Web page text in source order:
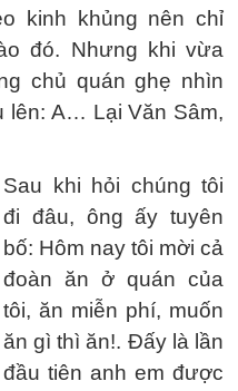
kinh khủng nên chỉ
đó. Nhưng khi vừa
chủ quán ghẹ nhìn
lên: A… Lại Văn Sâm,
Sau khi hỏi chúng tôi
đi đâu, ông ấy tuyên
bố: Hôm nay tôi mời cả
đoàn ăn ở quán của
tôi, ăn miễn phí, muốn
ăn gì thì ăn!. Đấy là lần
đầu tiên anh em được